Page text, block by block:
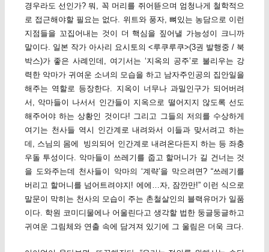
경우라도 선인가? 뭐, 꼭 머리를 쥐어뜯으며 엄청나게 철학적으
로 접근해야할 필요는 없다. 위트와 풍자, 뼈있는 농담으로 이런
지점들을 꼬집어내는 것이 더 핵심을 짚어낼 가능성이 크니까
말이다. 일본 작가 아사리 요시토의 <루쿠루쿠>(3권 발행중 / 북
박스)가 좋은 사례인데, 여기서는 ‘지옥의 공주’로 불리우는 강
력한 악마가 귀여운 소녀의 모습을 하고 남자주인공의 집안일을
해주는 역할로 등장한다. 지옥이 너무나 과밀인구가 되어버려
서, 악마들이 나서서 인간들이 지옥으로 떨어지지 않도록 선도
해주어야 하는 상황인 것이다! 그리고 그들의 저의를 수상하게
여기는 천사들 역시 인간계로 내려와서 이들과 맞서려고 하는
데, 스님의 몸에 빙의되어 인간계로 내려온다든지 하는 등 좌충
우돌 투성이다. 악마들이 쓰레기를 줍고 할머니가 길 건너는 것
을 도와주는데 천사들이 악마의 ‘계략’을 막으려면? “쓰레기를
버리고 할머니를 넘어트려야지! 에에…자, 잠깐만!” 이런 식으로
말문이 막히는 천사의 모습이 주는 촌철살인의 블랙유머가 일품
이다. 학원 코미디물에나 어울린다고 생각할 법한 둥글둥글하고
귀여운 그림체와 연출 속에 담겨져 있기에 그 울림은 더욱 크다.